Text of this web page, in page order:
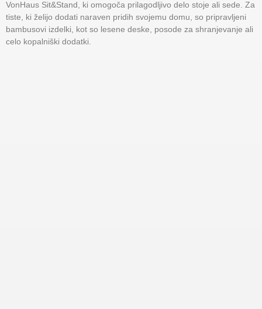
VonHaus Sit&Stand, ki omogoča prilagodljivo delo stoje ali sede. Za
tiste, ki želijo dodati naraven pridih svojemu domu, so pripravljeni
bambusovi izdelki, kot so lesene deske, posode za shranjevanje ali
celo kopalniški dodatki.